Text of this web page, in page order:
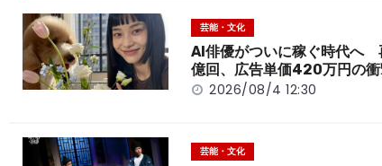
o
o
k
t
k
芸能・文化
AI俳優がついに稼ぐ時代へ
億回、広告単価420万円の
2026/08/4 12:30
芸能・文化